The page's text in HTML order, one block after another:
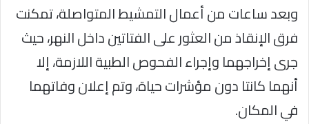
وبعد ساعات من أعمال التمشيط المتواصلة، تمكنت
فرق الإنقاذ من العثور على الفتاتين داخل النهر، حيث
جرى إخراجهما وإجراء الفحوص الطبية اللازمة، إلا
أنهما كانتا دون مؤشرات حياة، وتم إعلان وفاتهما
في المكان.